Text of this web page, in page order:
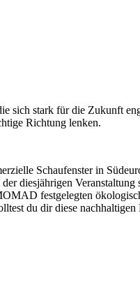
sich stark für die Zukunft
Richtung lenken.
Schaufenster in
diesjährigen
festgelegten
du dir diese